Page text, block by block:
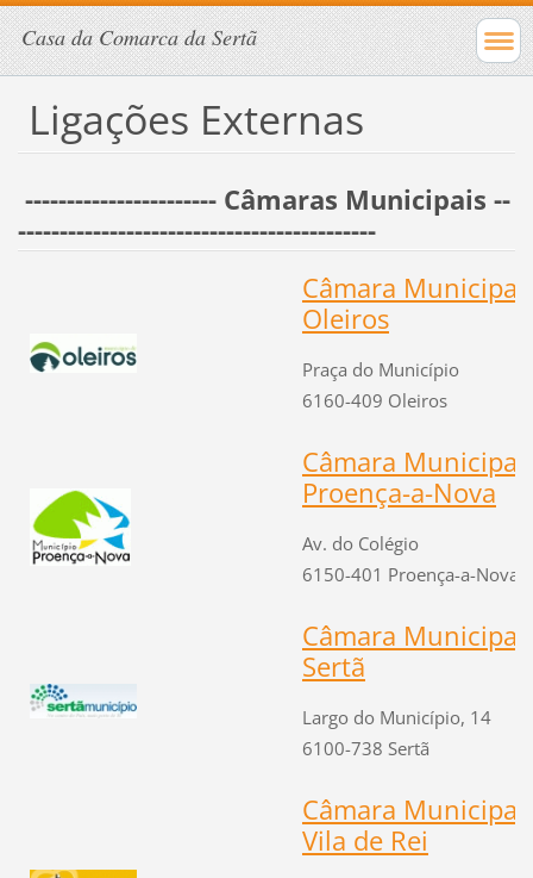
Casa da Comarca da Sertã
Ligações Externas
----------------------- Câmaras Municipais --
-------------------------------------------
Câmara Municipal
Oleiros
Praça do Município
6160-409 Oleiros
Câmara Municipal
Proença-a-Nova
Av. do Colégio
6150-401 Proença-a-Nova
Câmara Municipal
Sertã
Largo do Município, 14
6100-738 Sertã
Câmara Municipal
Vila de Rei